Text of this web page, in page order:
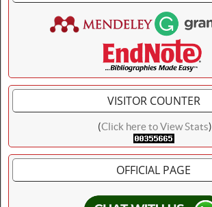
VISITOR COUNTER
(Click here to View Stats)
OFFICIAL PAGE